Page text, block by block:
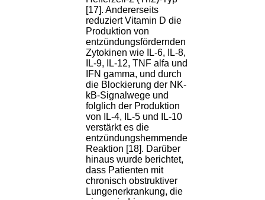
[17]. Andererseits
reduziert Vitamin D die
Produktion von
entzündungsfördernden
Zytokinen wie IL-6, IL-8,
IL-9, IL-12, TNF alfa und
IFN gamma, und durch
die Blockierung der NK-
kB-Signalwege und
folglich der Produktion
von IL-4, IL-5 und IL-10
verstärkt es die
entzündungshemmende
Reaktion [18]. Darüber
hinaus wurde berichtet,
dass Patienten mit
chronisch obstruktiver
Lungenerkrankung, die